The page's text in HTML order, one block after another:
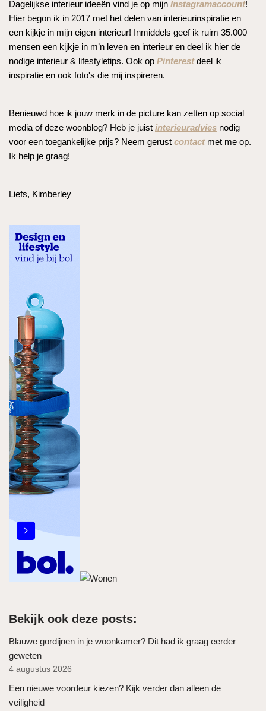
Dagelijkse interieur ideeën vind je op mijn Instagramaccount!
Hier begon ik in 2017 met het delen van interieurinspiratie en
een kijkje in mijn eigen interieur! Inmiddels geef ik ruim 35.000
mensen een kijkje in m’n leven en interieur en deel ik hier de
nodige interieur & lifestyletips. Ook op Pinterestdeel ik
inspiratie en ook foto's die mij inspireren.
Benieuwd hoe ik jouw merk in de picture kan zetten op social
media of deze woonblog? Heb je juist interieuradvies nodig
voor een toegankelijke prijs? Neem gerust contactmet me op.
Ik help je graag!
Liefs, Kimberley
Bekijk ook deze posts:
Blauwe gordijnen in je woonkamer? Dit had ik graag eerder
geweten
4 augustus 2026
Een nieuwe voordeur kiezen? Kijk verder dan alleen de
veiligheid